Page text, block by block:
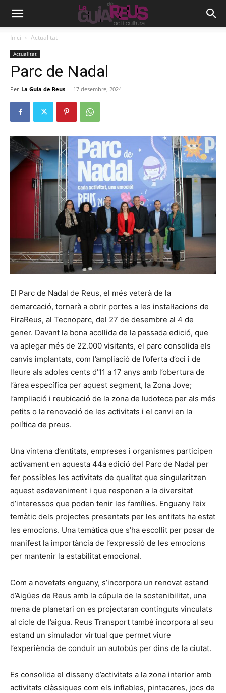
Inici Actualitat
Actualitat
Parc de Nadal
Per La Guia de Reus - 17 desembre, 2024
El Parc de Nadal de Reus, el més veterà de la
demarcació, tornarà a obrir portes a les instal·lacions de
FiraReus, al Tecnoparc, del 27 de desembre al 4 de
gener. Davant la bona acollida de la passada edició, que
va aplegar més de 22.000 visitants, el parc consolida els
canvis implantats, com l’ampliació de l’oferta d’oci i de
lleure als adoles cents d’11 a 17 anys amb l’obertura de
l’àrea específica per aquest segment, la Zona Jove;
l’ampliació i reubicació de la zona de ludoteca per als més
petits o la renovació de les activitats i el canvi en la
política de preus.
Una vintena d’entitats, empreses i organismes participen
activament en aquesta 44a edició del Parc de Nadal per
fer possibles les activitats de qualitat que singularitzen
aquest esdeveniment i que responen a la diversitat
d’interessos que poden tenir les famílies. Enguany l’eix
temàtic dels projectes presentats per les entitats ha estat
les emocions. Una temàtica que s’ha escollit per posar de
manifest la importància de l’expressió de les emocions
per mantenir la estabilitat emocional.
Com a novetats enguany, s’incorpora un renovat estand
d’Aigües de Reus amb la cúpula de la sostenibilitat, una
mena de planetari on es projectaran continguts vinculats
al cicle de l’aigua. Reus Transport també incorpora al seu
estand un simulador virtual que permet viure
l’experiència de conduir un autobús per dins de la ciutat.
Es consolida el disseny d’activitats a la zona interior amb
activitats clàssiques com els inflables, pintacares, jocs de